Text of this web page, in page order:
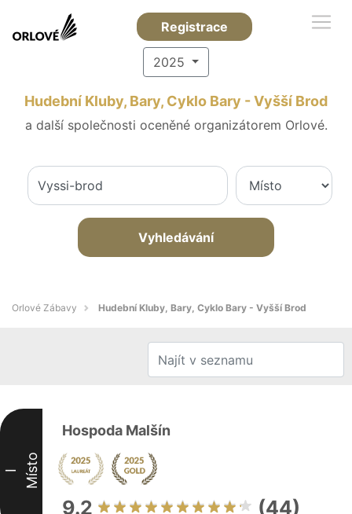
Registrace
2025
Hudební Kluby, Bary, Cyklo Bary - Vyšší Brod
a další společnosti oceněné organizátorem Orlové.
Vyhledávání
Orlové Zábavy Hudební Kluby, Bary, Cyklo Bary - Vyšší Brod
I Místo
Hospoda Malšín
9.2 (44)